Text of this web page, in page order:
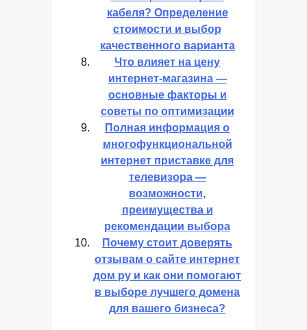
кабеля? Определение
стоимости и выбор
качественного варианта
Что влияет на цену
интернет-магазина —
основные факторы и
советы по оптимизации
Полная информация о
многофункциональной
интернет приставке для
телевизора —
возможности,
преимущества и
рекомендации выбора
Почему стоит доверять
отзывам о сайте интернет
дом ру и как они помогают
в выборе лучшего домена
для вашего бизнеса?